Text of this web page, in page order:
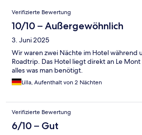
Bewertungen
Verifizierte Bewertung
10/10 – Außergewöhnlich
3. Juni 2025
Wir waren zwei Nächte im Hotel während
Roadtrip. Das Hotel liegt direkt an Le
alles was man benötigt.
Lilla, Aufenthalt von 2 Nächten
Verifizierte Bewertung
6/10 – Gut